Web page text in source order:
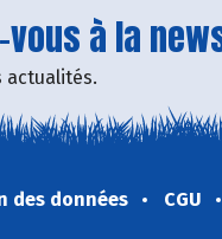
à la
actualités.
des données CGU